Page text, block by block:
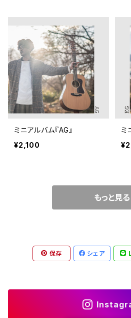
ミニアルバム『AG』
¥2,100
ミ
もっと見る
保存 シェア